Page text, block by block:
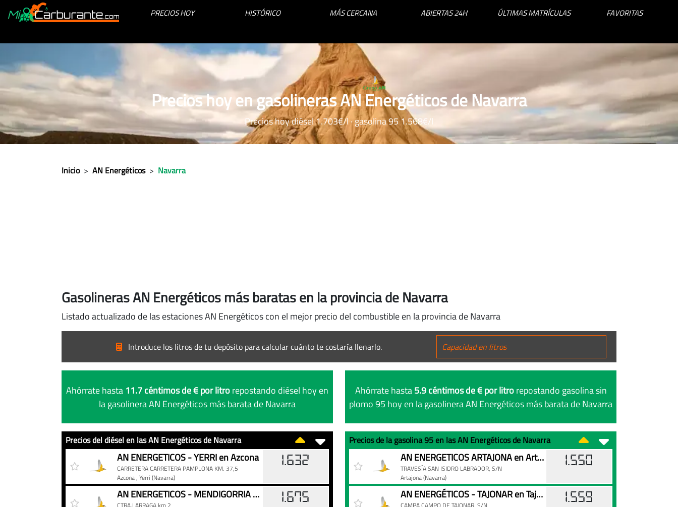
PRECIOS HOY HISTÓRICO MÁS CERCANA ABIERTAS 24H ÚLTIMAS MATRÍCULAS FAVORITAS
Precios hoy en gasolineras AN Energéticos de Navarra
Precios hoy diésel 1.703€/l · gasolina 95 1.568€/l
Inicio > AN Energéticos > Navarra
Gasolineras AN Energéticos más baratas en la provincia de Navarra
Listado actualizado de las estaciones AN Energéticos con el mejor precio del combustible en la provincia de Navarra
Introduce los litros de tu depósito para calcular cuánto te costaría llenarlo.
Ahórrate hasta 11.7 céntimos de € por litrorepostando diésel hoy en
la gasolinera AN Energéticos más barata de Navarra
Precios del diésel en las AN Energéticos de Navarra
del
las
PrecioAN ENERGETICOS - YERRI en Azcona
CARRETERA CARRETERA PAMPLONA KM. 37,5
Azcona, Yerri (Navarra)
1.632
AN ENERGETICOS - MENDIGORRIA en Mendigorría 1.675
Ahórrate hasta5.9 céntimos de € por litrorepostando gasolina sin
plomo 95 hoy en la gasolinera AN Energéticos más barata de Navarra
Precios de la gasolina 95 en las AN Energéticos de Navarra
de
95
Precio AN ENERGETICOS ARTAJONA en Artajona
TRAVESÍA SAN ISIDRO LABRADOR, S/N
Artajona(Navarra)
1.550
AN ENERGÉTICOS - TAJONAR en Tajonar/taxoare 1.559